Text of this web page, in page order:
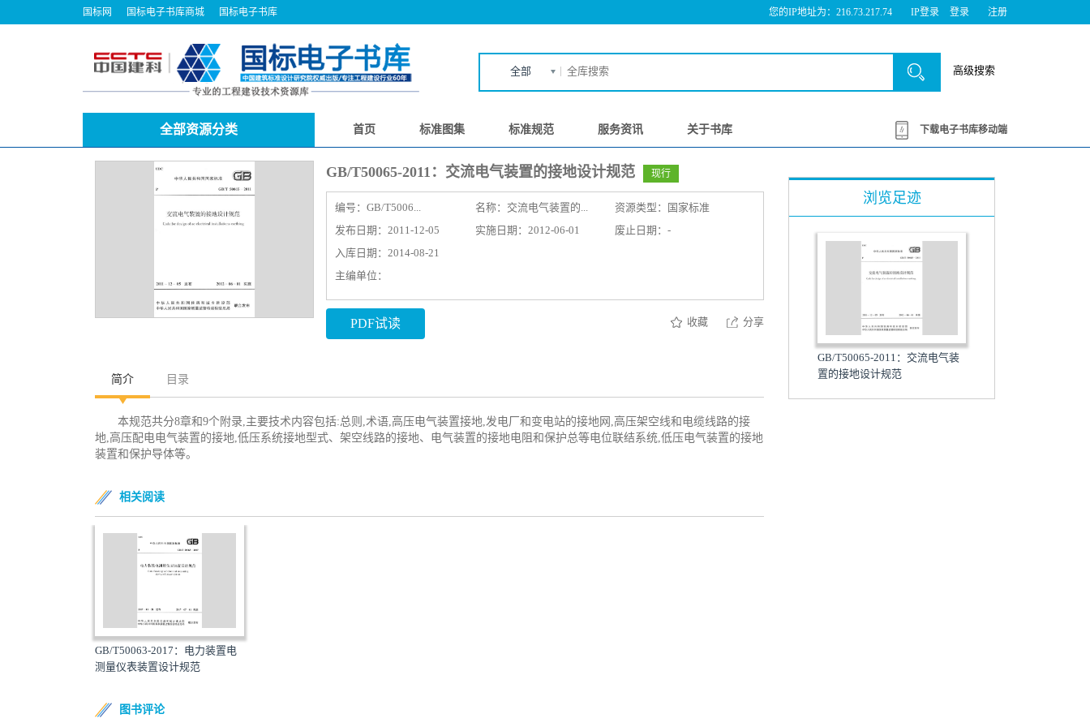
国标网 国标电子书库商城 国标电子书库 您的IP地址为：216.73.217.74 IP登录 登录 注册
全部 高级搜索
全部资源分类 首页 标准图集 标准规范 服务资讯 关于书库 下载电子书库移动端
GB/T50065-2011：交流电气装置的接地设计规范 现行
编号： GB/T5006... 名称： 交流电气装置的...
资源类型：国家标准
发布日期：2011-12-05
实施日期：2012-06-01
废止日期：-
入库日期：2014-08-21
主编单位：
PDF试读 收藏 分享
简介 目录
本规范共分8章和9个附录,主要技术内容包括:总则,术语,高压电气装置接地,发电厂和变电站的接地网,高压架空线和电缆线路的接
地,高压配电电气装置的接地,低压系统接地型式、架空线路的接地、电气装置的接地电阻和保护总等电位联结系统,低压电气装置的接地
装置和保护导体等。
相关阅读
GB/T50063-2017：电力装置电
测量仪表装置设计规范
图书评论
浏览足迹
GB/T50065-2011：交流电气装
置的接地设计规范